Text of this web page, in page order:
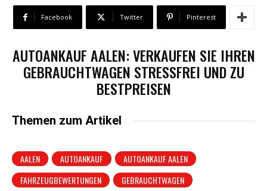
Facebook Twitter Pinterest
AUTOANKAUF AALEN: VERKAUFEN SIE IHREN
GEBRAUCHTWAGEN STRESSFREI UND ZU
BESTPREISEN
Themen zum Artikel
AALEN AUTOANKAUF
AUTOANKAUF AALEN
FAHRZEUGBEWERTUNGEN
GEBRAUCHTWAGEN